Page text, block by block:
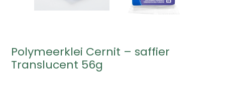
Polymeerklei Cernit – saffier
Translucent 56g